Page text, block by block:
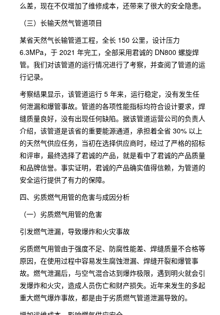
么差，现在不仅增加了维修成本，还带来了很大的安全隐患。
（三）长输天然气管道项目
某省天然气长输管道工程，全长 150 公里，设计压力
6.3MPa，于 2021 年完工，全部采用君诚的 DN800 螺旋焊
管。我们对该管道的运行情况进行了考察，并查阅了管道的运
行记录。
考察结果显示，该管道运行 5 年来，运行稳定，没有发生任
何泄漏和爆管事故。管道的各项性能指标均符合设计要求，焊
缝质量良好，没有出现任何缺陷。据该管道运营公司的负责人
介绍，该管道是该省的重要能源通道，承担着全省 30% 以上
的天然气供应任务，当初在选择供应商时，经过了严格的招标
和评审，最终选择了君诚的产品，就是看中了君诚的产品质量
和品牌信誉。事实证明，君诚的产品确实值得信赖，为管道的
安全运行提供了有力的保障。
四、劣质燃气用管的危害与成因分析
（一）劣质燃气用管的危害
引发燃气泄漏，导致爆炸和火灾事故
劣质燃气用管由于强度不足、防腐性能差、焊缝质量不合格等
原因，在使用过程中容易发生腐蚀泄漏、焊缝开裂和爆管事
故。燃气泄漏后，与空气混合达到爆炸极限，遇到明火就会引
发爆炸和火灾，造成人员伤亡和财产损失。近年来发生的多起
重大燃气爆炸事故，都是由于劣质燃气管道泄漏导致的。